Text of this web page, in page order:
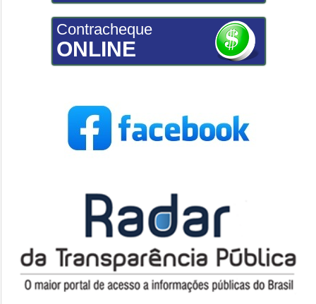
Contracheque
ONLINE